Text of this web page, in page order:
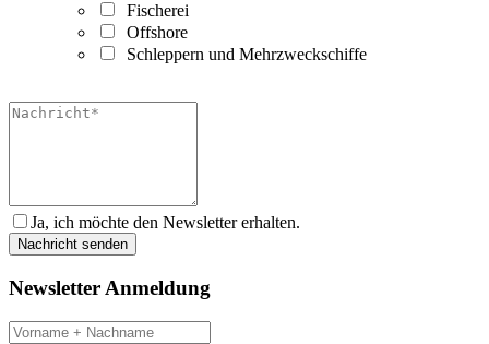
Fischerei
Offshore
Schleppern und Mehrzweckschiffe
Ja, ich möchte den Newsletter erhalten.
Newsletter Anmeldung